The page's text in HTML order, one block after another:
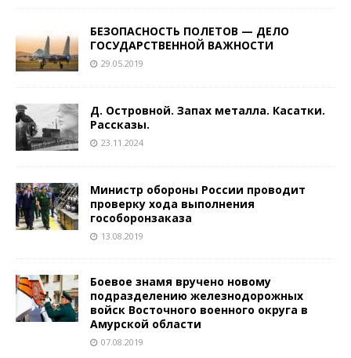
БЕЗОПАСНОСТЬ ПОЛЕТОВ — ДЕЛО
ГОСУДАРСТВЕННОЙ ВАЖНОСТИ
29.05.2019
Д. Островной. Запах металла. Касатки.
Рассказы.
23.11.2024
Министр обороны России проводит
проверку хода выполнения
гособоронзаказа
13.08.2019
Боевое знамя вручено новому
подразделению железнодорожных
войск Восточного военного округа в
Амурской области
07.08.2019